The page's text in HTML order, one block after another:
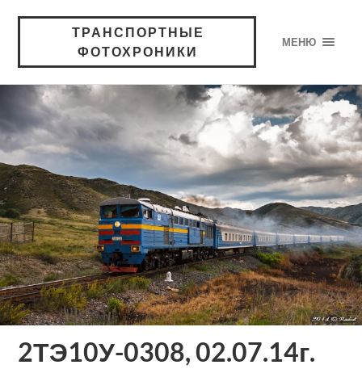
ТРАНСПОРТНЫЕ
ФОТОХРОНИКИ
МЕНЮ
2ТЭ10У-0308, 02.07.14г.